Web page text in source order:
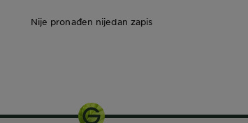
Nije pronađen nijedan zapis